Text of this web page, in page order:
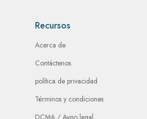
Recursos
Acerca de
Contáctenos
política de privacidad
Términos y condiciones